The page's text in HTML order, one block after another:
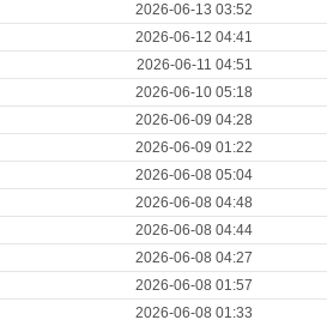
2026-06-13 03:52
2026-06-12 04:41
2026-06-11 04:51
2026-06-10 05:18
2026-06-09 04:28
2026-06-09 01:22
2026-06-08 05:04
2026-06-08 04:48
2026-06-08 04:44
2026-06-08 04:27
2026-06-08 01:57
2026-06-08 01:33